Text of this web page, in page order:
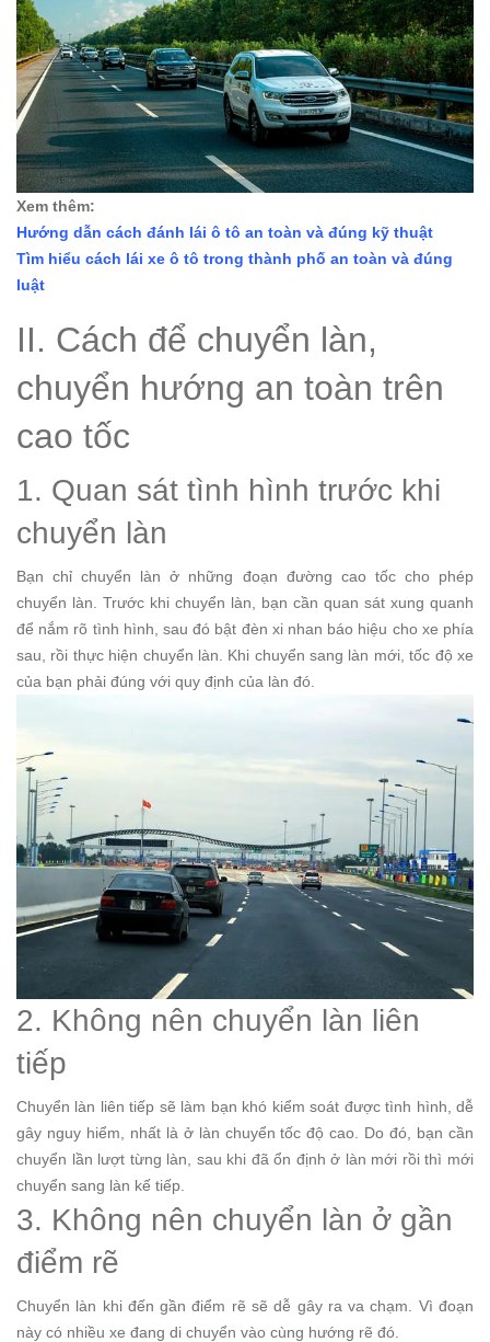
Xem thêm:
Hướng dẫn cách đánh lái ô tô an toàn và đúng kỹ thuật
Tìm hiểu cách lái xe ô tô trong thành phố an toàn và đúng
luật
II. Cách để chuyển làn,
chuyển hướng an toàn trên
cao tốc
1. Quan sát tình hình trước khi
chuyển làn
Bạn chỉ chuyển làn ở những đoạn đường cao tốc cho phép
chuyển làn. Trước khi chuyển làn, bạn cần quan sát xung quanh
để nắm rõ tình hình, sau đó bật đèn xi nhan báo hiệu cho xe phía
sau, rồi thực hiện chuyển làn. Khi chuyển sang làn mới, tốc độ xe
của bạn phải đúng với quy định của làn đó.
2. Không nên chuyển làn liên
tiếp
Chuyển làn liên tiếp sẽ làm bạn khó kiểm soát được tình hình, dễ
gây nguy hiểm, nhất là ở làn chuyển tốc độ cao. Do đó, bạn cần
chuyển lần lượt từng làn, sau khi đã ổn định ở làn mới rồi thì mới
chuyển sang làn kế tiếp.
3. Không nên chuyển làn ở gần
điểm rẽ
Chuyển làn khi đến gần điểm rẽ sẽ dễ gây ra va chạm. Vì đoạn
này có nhiều xe đang di chuyển vào cùng hướng rẽ đó.